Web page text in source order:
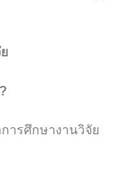
ารศึกษางานวิจัย